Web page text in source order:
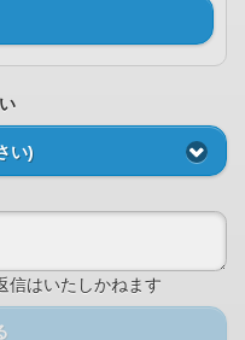
い)
信はいたしかねます